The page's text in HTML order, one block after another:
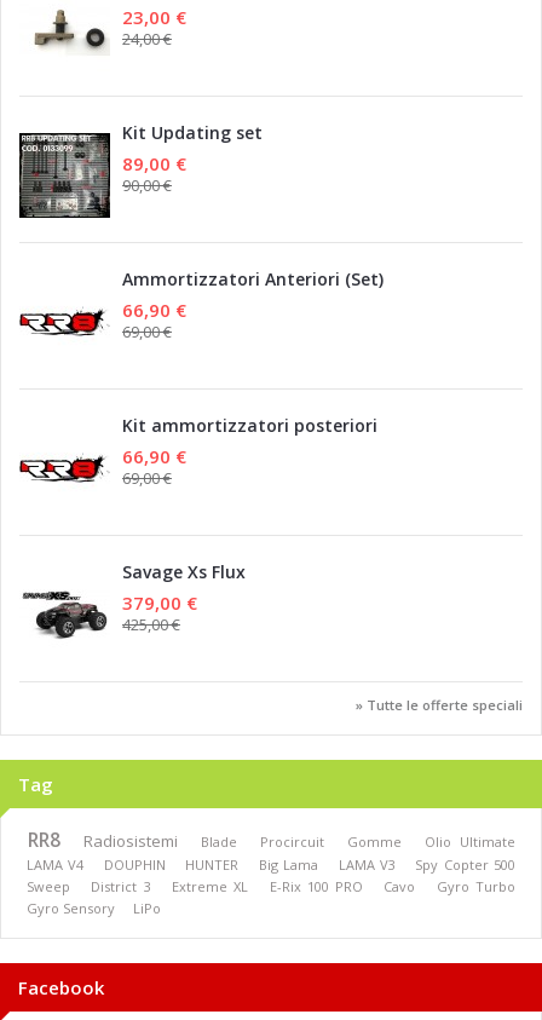
23,00 €
24,00 €
Kit Updating set
89,00 €
90,00 €
Ammortizzatori Anteriori (Set)
66,90 €
69,00 €
Kit ammortizzatori posteriori
66,90 €
69,00 €
Savage Xs Flux
379,00 €
425,00 €
» Tutte le offerte speciali
Tag
RR8 Radiosistemi Blade Procircuit Gomme
Olio Ultimate
LAMA V4
DOUPHIN HUNTER Big Lama LAMA V3
Spy Copter 500
Sweep
District 3 Extreme XL E-Rix 100 PRO Cavo
Gyro Turbo
Gyro Sensory
LiPo
Facebook